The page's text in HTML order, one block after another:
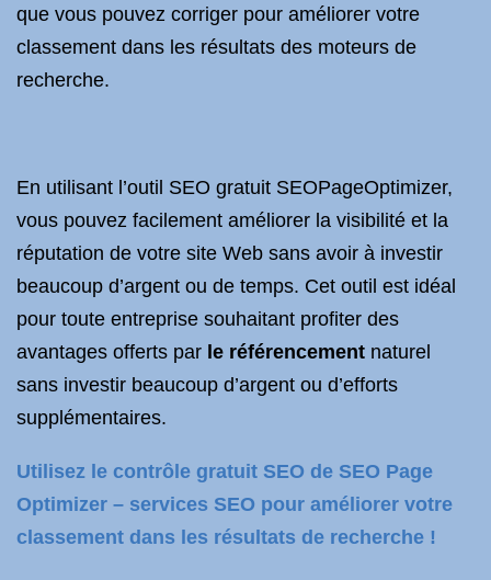
que vous pouvez corriger pour améliorer votre
classement dans les résultats des moteurs de
recherche.
En utilisant l’outil SEO gratuit SEOPageOptimizer,
vous pouvez facilement améliorer la visibilité et la
réputation de votre site Web sans avoir à investir
beaucoup d’argent ou de temps. Cet outil est idéal
pour toute entreprise souhaitant profiter des
avantages offerts par le référencement naturel
sans investir beaucoup d’argent ou d’efforts
supplémentaires.
Utilisez le contrôle gratuit SEO de SEO Page
Optimizer – services SEO pour améliorer votre
classement dans les résultats de recherche !